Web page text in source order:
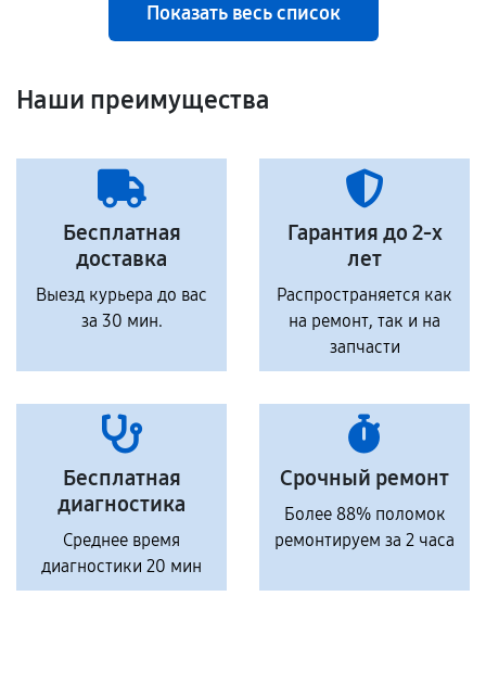
Показать весь список
Наши преимущества
Бесплатная
доставка
Выезд курьера до вас
за 30 мин.
Гарантия до 2-х
лет
Распространяется как
на ремонт, так и на
запчасти
Бесплатная
диагностика
Среднее время
диагностики 20 мин
Срочный ремонт
Более 88% поломок
ремонтируем за 2 часа